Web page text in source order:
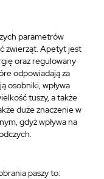
parametrów
zwierząt. Apetyt jest
oraz regulowany
odpowiadają za
osobniki, wpływa
tuszy, a także
duże znaczenie w
gdyż wpływa na
paszy to: